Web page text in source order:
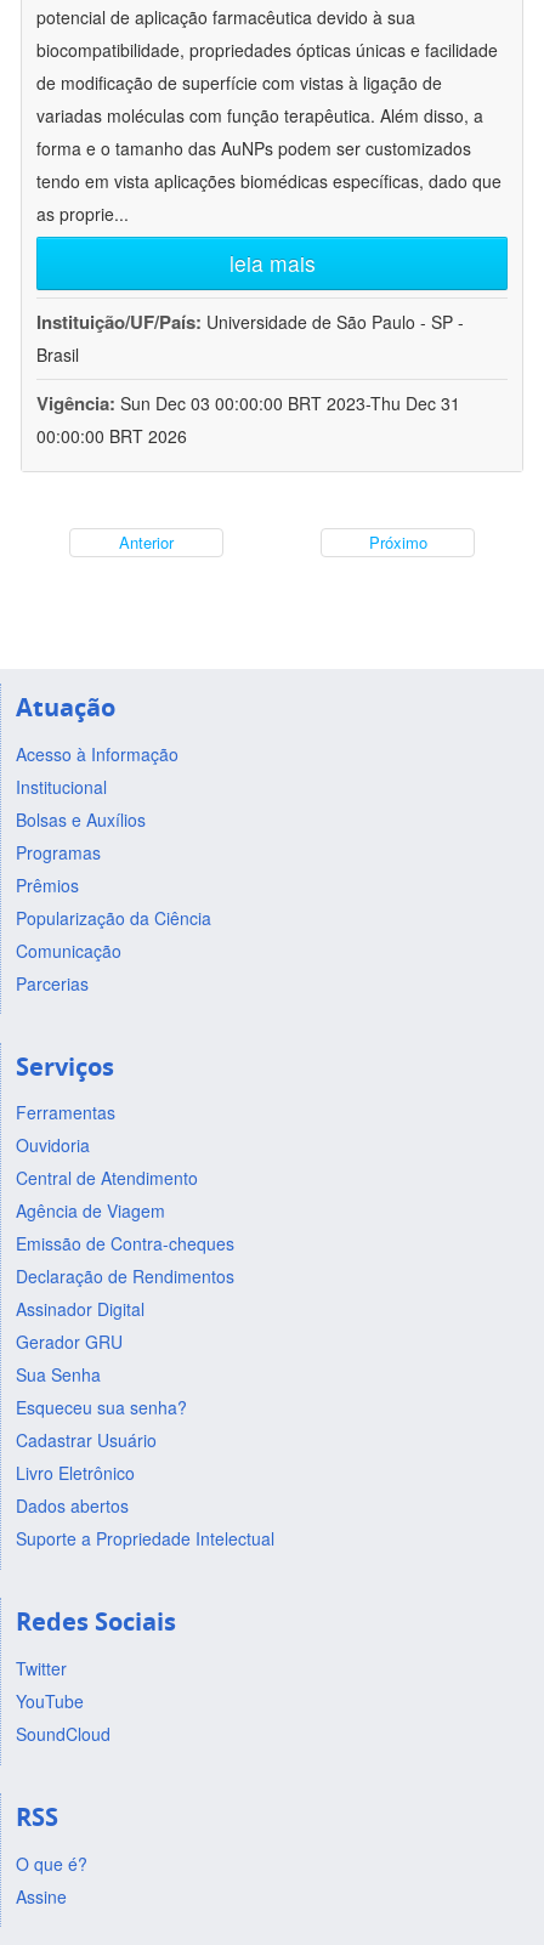
potencial de aplicação farmacêutica devido à sua
biocompatibilidade, propriedades ópticas únicas e facilidade
de modificação de superfície com vistas à ligação de
variadas moléculas com função terapêutica. Além disso, a
forma e o tamanho das AuNPs podem ser customizados
tendo em vista aplicações biomédicas específicas, dado que
as proprie...
leia mais
Instituição/UF/País: Universidade de São Paulo - SP -
Brasil
Vigência: Sun Dec 03 00:00:00 BRT 2023-Thu Dec 31
00:00:00 BRT 2026
Anterior Próximo
Atuação
Acesso à Informação
Institucional
Bolsas e Auxílios
Programas
Prêmios
Popularização da Ciência
Comunicação
Parcerias
Serviços
Ferramentas
Ouvidoria
Central de Atendimento
Agência de Viagem
Emissão de Contra-cheques
Declaração de Rendimentos
Assinador Digital
Gerador GRU
Sua Senha
Esqueceu sua senha?
Cadastrar Usuário
Livro Eletrônico
Dados abertos
Suporte a Propriedade Intelectual
Redes Sociais
Twitter
YouTube
SoundCloud
RSS
O que é?
Assine